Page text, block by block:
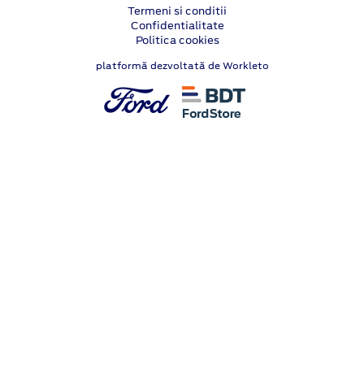
Termeni si conditii
Confidentialitate
Politica cookies
platformă dezvoltată de Workleto